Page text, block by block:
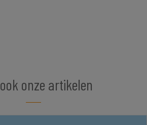
onze artikelen